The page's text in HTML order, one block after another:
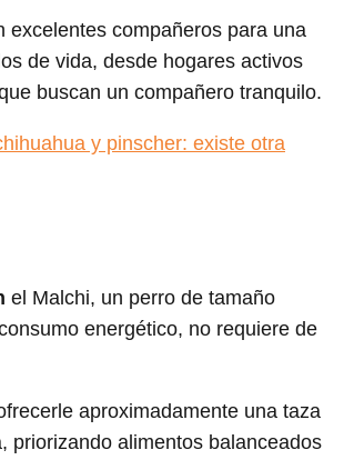
excelentes compañeros para una
de vida, desde hogares activos
buscan un compañero tranquilo.
y pinscher: existe otra
el Malchi, un perro de tamaño
energético, no requiere de
aproximadamente una taza
priorizando alimentos balanceados